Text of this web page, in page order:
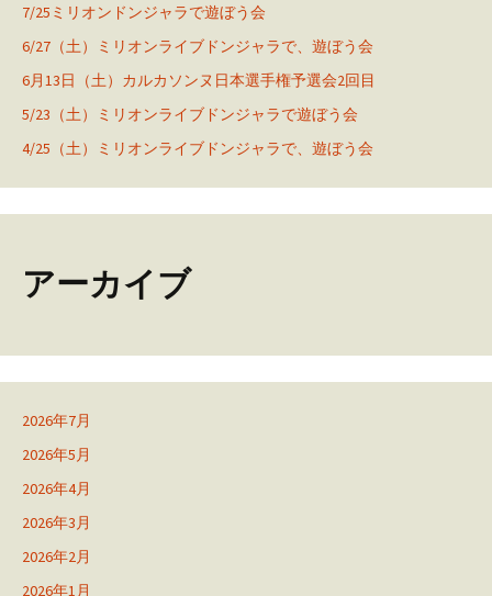
7/25ミリオンドンジャラで遊ぼう会
6/27（土）ミリオンライブドンジャラで、遊ぼう会
6月13日（土）カルカソンヌ日本選手権予選会2回目
5/23（土）ミリオンライブドンジャラで遊ぼう会
4/25（土）ミリオンライブドンジャラで、遊ぼう会
アーカイブ
2026年7月
2026年5月
2026年4月
2026年3月
2026年2月
2026年1月